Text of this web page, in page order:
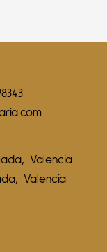
Valencia
Valencia